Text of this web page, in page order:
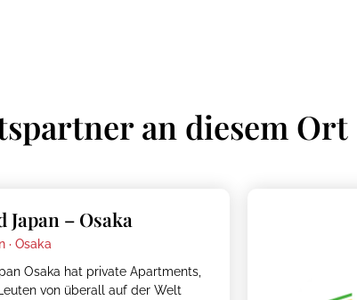
an diesem Ort
Japan – Osaka
· Osaka
Osaka hat private Apartments,
von überall auf der Welt